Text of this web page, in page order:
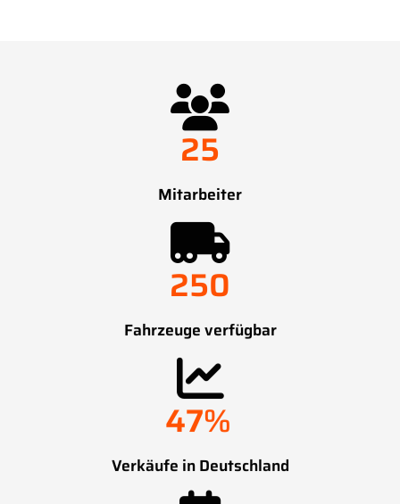
25
Mitarbeiter
250
Fahrzeuge verfügbar
47%
Verkäufe in Deutschland